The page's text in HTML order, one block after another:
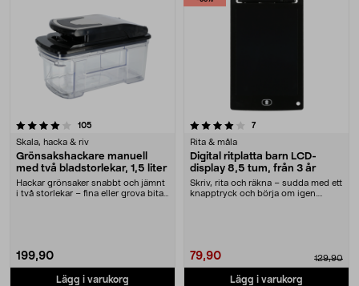
105
Skala, hacka & riv
Grönsakshackare manuell
med två bladstorlekar, 1,5 liter
Hackar grönsaker snabbt och jämnt
i två storlekar – fina eller grova bitar.
199,90
Lägg i varukorg
4.0 av 5 stjärnor 7recensioner
Rita & måla
Digital ritplatta barn LCD-
display 8,5 tum, från 3 år
Skriv, rita och räkna – sudda med ett
knapptryck och börja om igen.
79,90 129,90
Lägg i varukorg